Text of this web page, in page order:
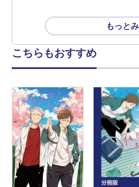
もっと
こちらもおすすめ